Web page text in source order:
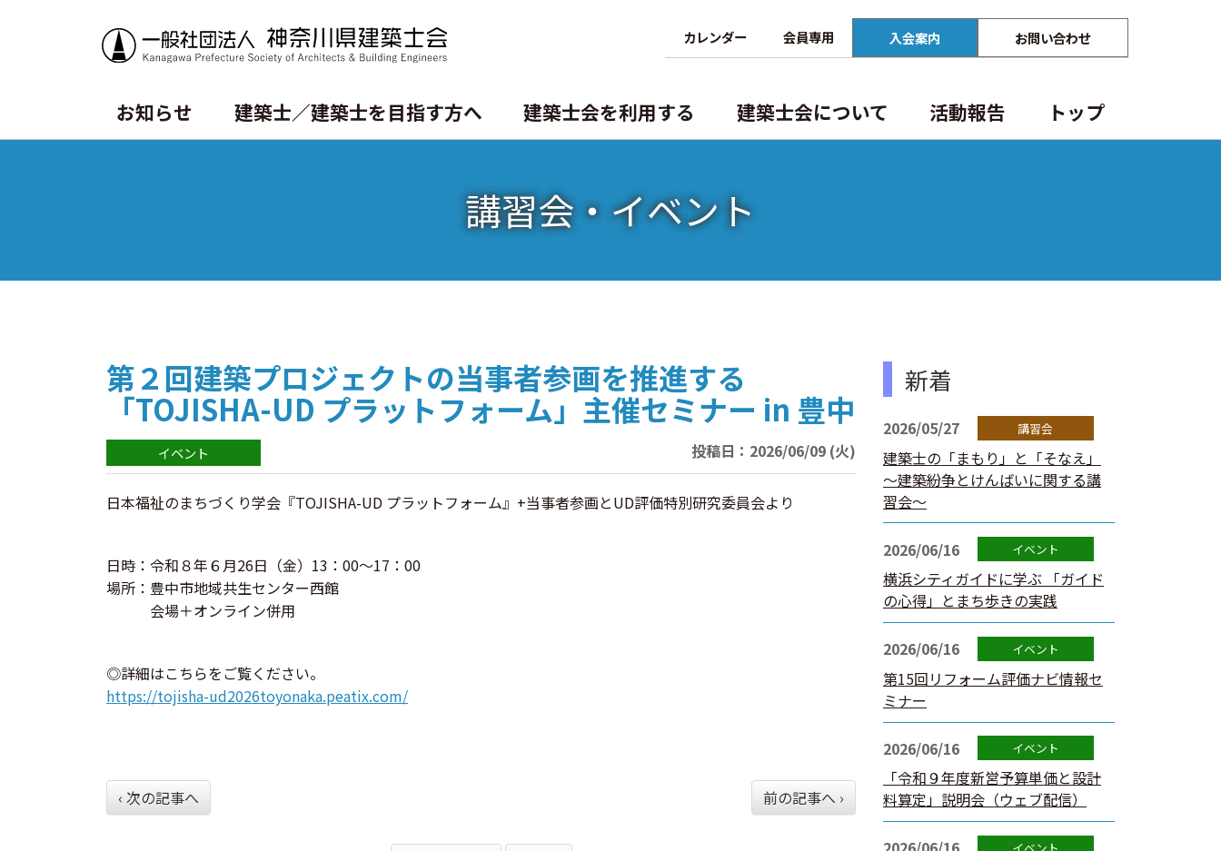
カレンダー 会員専用 入会案内 お問い合わせ
お知らせ 建築士／建築士を目指す方へ
一級建築士の諸手続
二級・木造の名簿の閲覧と登録
建築士会を利用する
建築士を探そう
建築⼠会について
機構
活動報告 トップ
講習会・イベント
第２回建築プロジェクトの当事者参画を推進する
「TOJISHA-UD プラットフォーム」主催セミナー in 豊中
投稿日：2026/06/09 (火)
日本福祉のまちづくり学会『TOJISHA-UD プラットフォーム』+当事者参画とUD評価特別研究委員会より
日時：令和８年６月26日（金）13：00～17：00
場所：豊中市地域共生センター西館
会場＋オンライン併用
◎詳細はこちらをご覧ください。
https://tojisha-ud2026toyonaka.peatix.com/
‹ 次の記事へ 前の記事へ ›
新着
2026/05/27
建築士の「まもり」と「そなえ」
～建築紛争とけんばいに関する講
習会～
2026/06/16
横浜シティガイドに学ぶ 「ガイド
の心得」とまち歩きの実践
2026/06/16
第15回リフォーム評価ナビ情報セ
ミナー
2026/06/16
「令和９年度新営予算単価と設計
料算定」説明会（ウェブ配信）